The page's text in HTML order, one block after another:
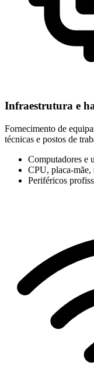
Infraestrutura e
Fornecimento de
técnicas e postos de
Computadores e
CPU, placa-mãe,
Periféricos